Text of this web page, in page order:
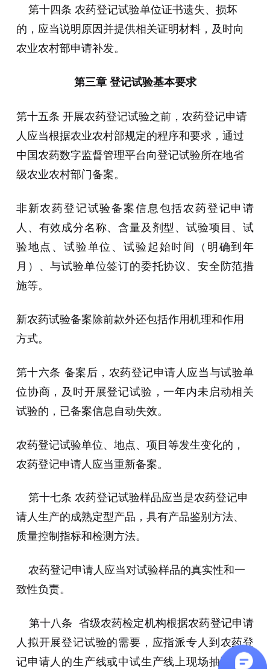
第十四条 农药登记试验单位证书遗失、损坏
的，应当说明原因并提供相关证明材料，及时向
农业农村部申请补发。
第三章 登记试验基本要求
第十五条 开展农药登记试验之前，农药登记申请
人应当根据农业农村部规定的程序和要求，通过
中国农药数字监督管理平台向登记试验所在地省
级农业农村部门备案。
非新农药登记试验备案信息包括农药登记申请
人、有效成分名称、含量及剂型、试验项目、试
验地点、试验单位、试验起始时间（明确到年
月）、与试验单位签订的委托协议、安全防范措
施等。
新农药试验备案除前款外还包括作用机理和作用
方式。
第十六条 备案后，农药登记申请人应当与试验单
位协商，及时开展登记试验，一年内未启动相关
试验的，已备案信息自动失效。
农药登记试验单位、地点、项目等发生变化的，
农药登记申请人应当重新备案。
第十七条 农药登记试验样品应当是农药登记申
请人生产的成熟定型产品，具有产品鉴别方法、
质量控制指标和检测方法。
农药登记申请人应当对试验样品的真实性和一
致性负责。
第十八条 省级农药检定机构根据农药登记申请
人拟开展登记试验的需要，应指派专人到农药登
记申请人的生产线或中试生产线上现场抽取样品